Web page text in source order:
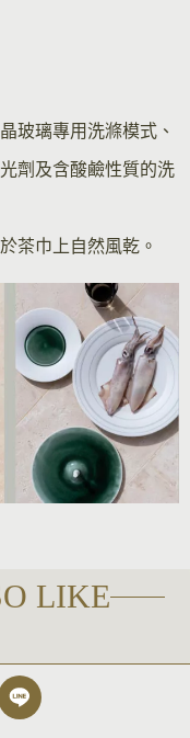
玻璃專用洗滌模式、
劑及含酸鹼性質的洗
茶巾上自然風乾。
LIKE